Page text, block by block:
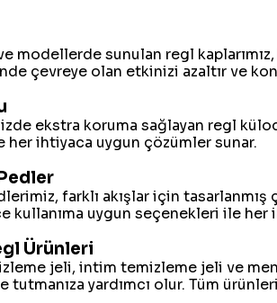
modellerde sunulan regl
çevreye olan etkinizi azaltır ve
ekstra koruma sağlayan regl
her ihtiyaca uygun çözümler sunar.
farklı akışlar için
kullanıma uygun seçenekleri ile her
Ürünleri
jeli, intim temizleme jeli ve
tutmanıza yardımcı olur. Tüm